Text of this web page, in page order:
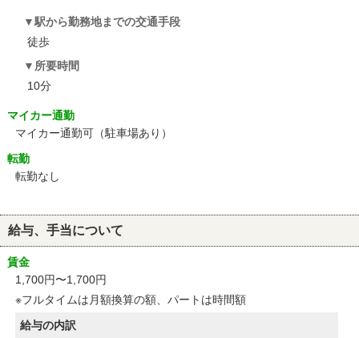
駅から勤務地までの交通手段
徒歩
所要時間
10分
マイカー通勤
マイカー通勤可（駐車場あり）
転勤
転勤なし
給与、手当について
賃金
1,700円〜1,700円
※フルタイムは月額換算の額、パートは時間額
給与の内訳